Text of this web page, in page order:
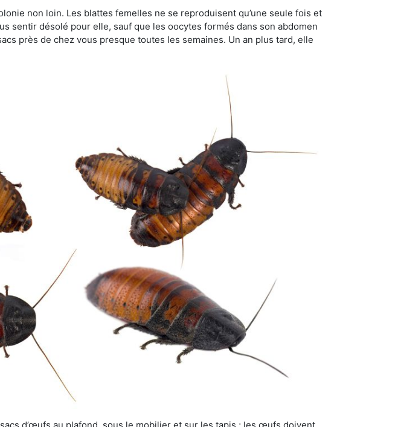
non loin. Les blattes femelles ne se reproduisent qu’une seule fois et
sentir désolé pour elle, sauf que les oocytes formés dans son abdomen
près de chez vous presque toutes les semaines. Un an plus tard, elle